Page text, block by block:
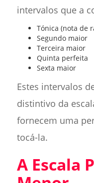
intervalos que a
Tónica (nota de
Segundo maior
Terceira maior
Quinta perfeita
Sexta maior
Estes intervalos
distintivo da
fornecem uma
tocá-la.
A Escala